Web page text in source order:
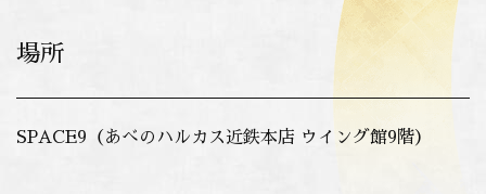
場所
SPACE9（あべのハルカス近鉄本店 ウイング館9階）